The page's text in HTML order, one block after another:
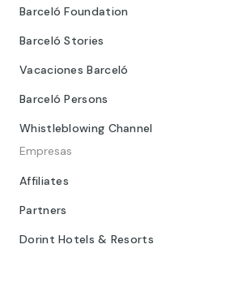
Barceló Foundation
Barceló Stories
Vacaciones Barceló
Barceló Persons
Whistleblowing Channel
Empresas
Affiliates
Partners
Dorint Hotels & Resorts